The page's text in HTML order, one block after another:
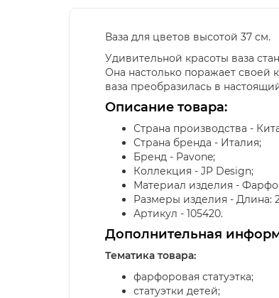
Ваза для цветов высотой 37 см.
Удивительной красоты ваза
Она настолько поражает своей
ваза преобразилась в
Описание товара:
Страна производства -
Страна бренда - Италия;
Бренд - Pavone;
Коллекция - JP Design;
Материал изделия -
Размеры изделия - Длина:
Артикул - 105420.
Дополнительная
Тематика товара:
фарфоровая статуэтка;
статуэтки детей;